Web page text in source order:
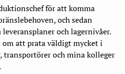
för att komma
och sedan
och lagernivåer.
att prata väldigt mycket i
transportörer och mina kolleger